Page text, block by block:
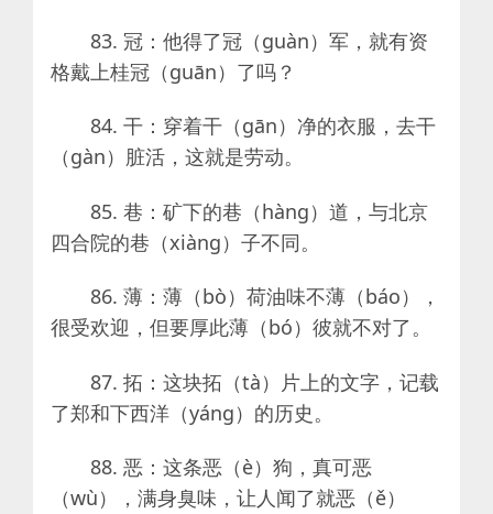
83. 冠：他得了冠（guàn）军，就有资
格戴上桂冠（guān）了吗？
84. 干：穿着干（gān）净的衣服，去干
（gàn）脏活，这就是劳动。
85. 巷：矿下的巷（hàng）道，与北京
四合院的巷（xiàng）子不同。
86. 薄：薄（bò）荷油味不薄（báo），
很受欢迎，但要厚此薄（bó）彼就不对了。
87. 拓：这块拓（tà）片上的文字，记载
了郑和下西洋（yáng）的历史。
88. 恶：这条恶（è）狗，真可恶
（wù），满身臭味，让人闻了就恶（ě）